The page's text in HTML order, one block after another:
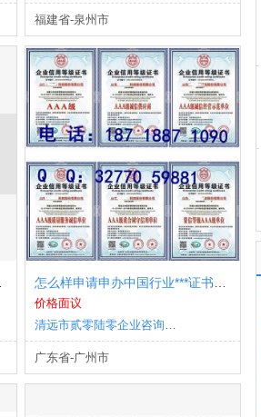
福建省-泉州市
价格面议
清远市贰零陆零企业咨询有限公司
广东省-广州市